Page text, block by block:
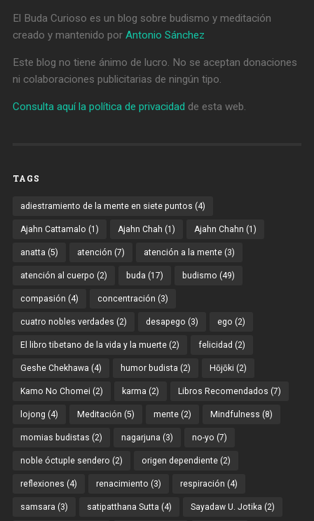
El Buda Curioso es un blog sobre budismo y meditación
creado y mantenido por Antonio Sánchez
Este blog no tiene ánimo de lucro. No se aceptan donaciones
ni colaboraciones publicitarias de ningún tipo.
Consulta aquí la política de privacidad de esta web.
TAGS
adiestramiento de la mente en siete puntos (4)
Ajahn Cattamalo (1) Ajahn Chah (1) Ajahn Chahn (1)
anatta (5) atención (7) atención a la mente(3)
atención al cuerpo (2) buda (17) budismo (49)
compasión (4) concentración (3)
cuatro nobles verdades (2) desapego (3) ego (2)
El libro tibetano de la vida y la muerte(2) felicidad (2)
Geshe Chekhawa (4) humor budista (2) Hōjōki (2)
Kamo No Chomei (2) karma (2) Libros Recomendados (7)
lojong (4) Meditación (5) mente(2) Mindfulness (8)
momias budistas (2) nagarjuna (3) no-yo (7)
noble óctuple sendero (2) origen dependiente(2)
reflexiones (4) renacimiento (3) respiración (4)
samsara (3) satipatthana Sutta (4) Sayadaw U. Jotika (2)